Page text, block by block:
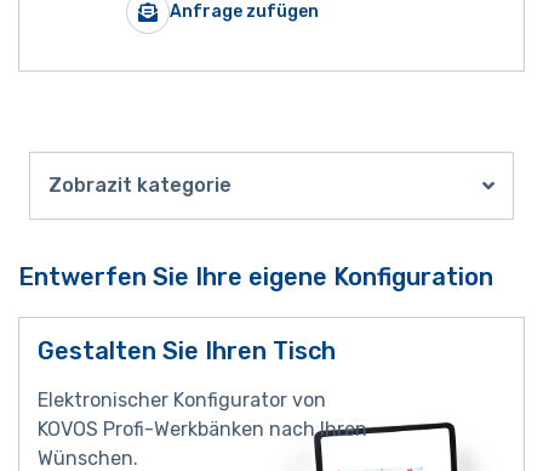
Anfrage zufügen
Zobrazit kategorie
Entwerfen Sie Ihre eigene Konfiguration
Gestalten Sie Ihren Tisch
Elektronischer Konfigurator von
KOVOS Profi-Werkbänken nach Ihren
Wünschen.